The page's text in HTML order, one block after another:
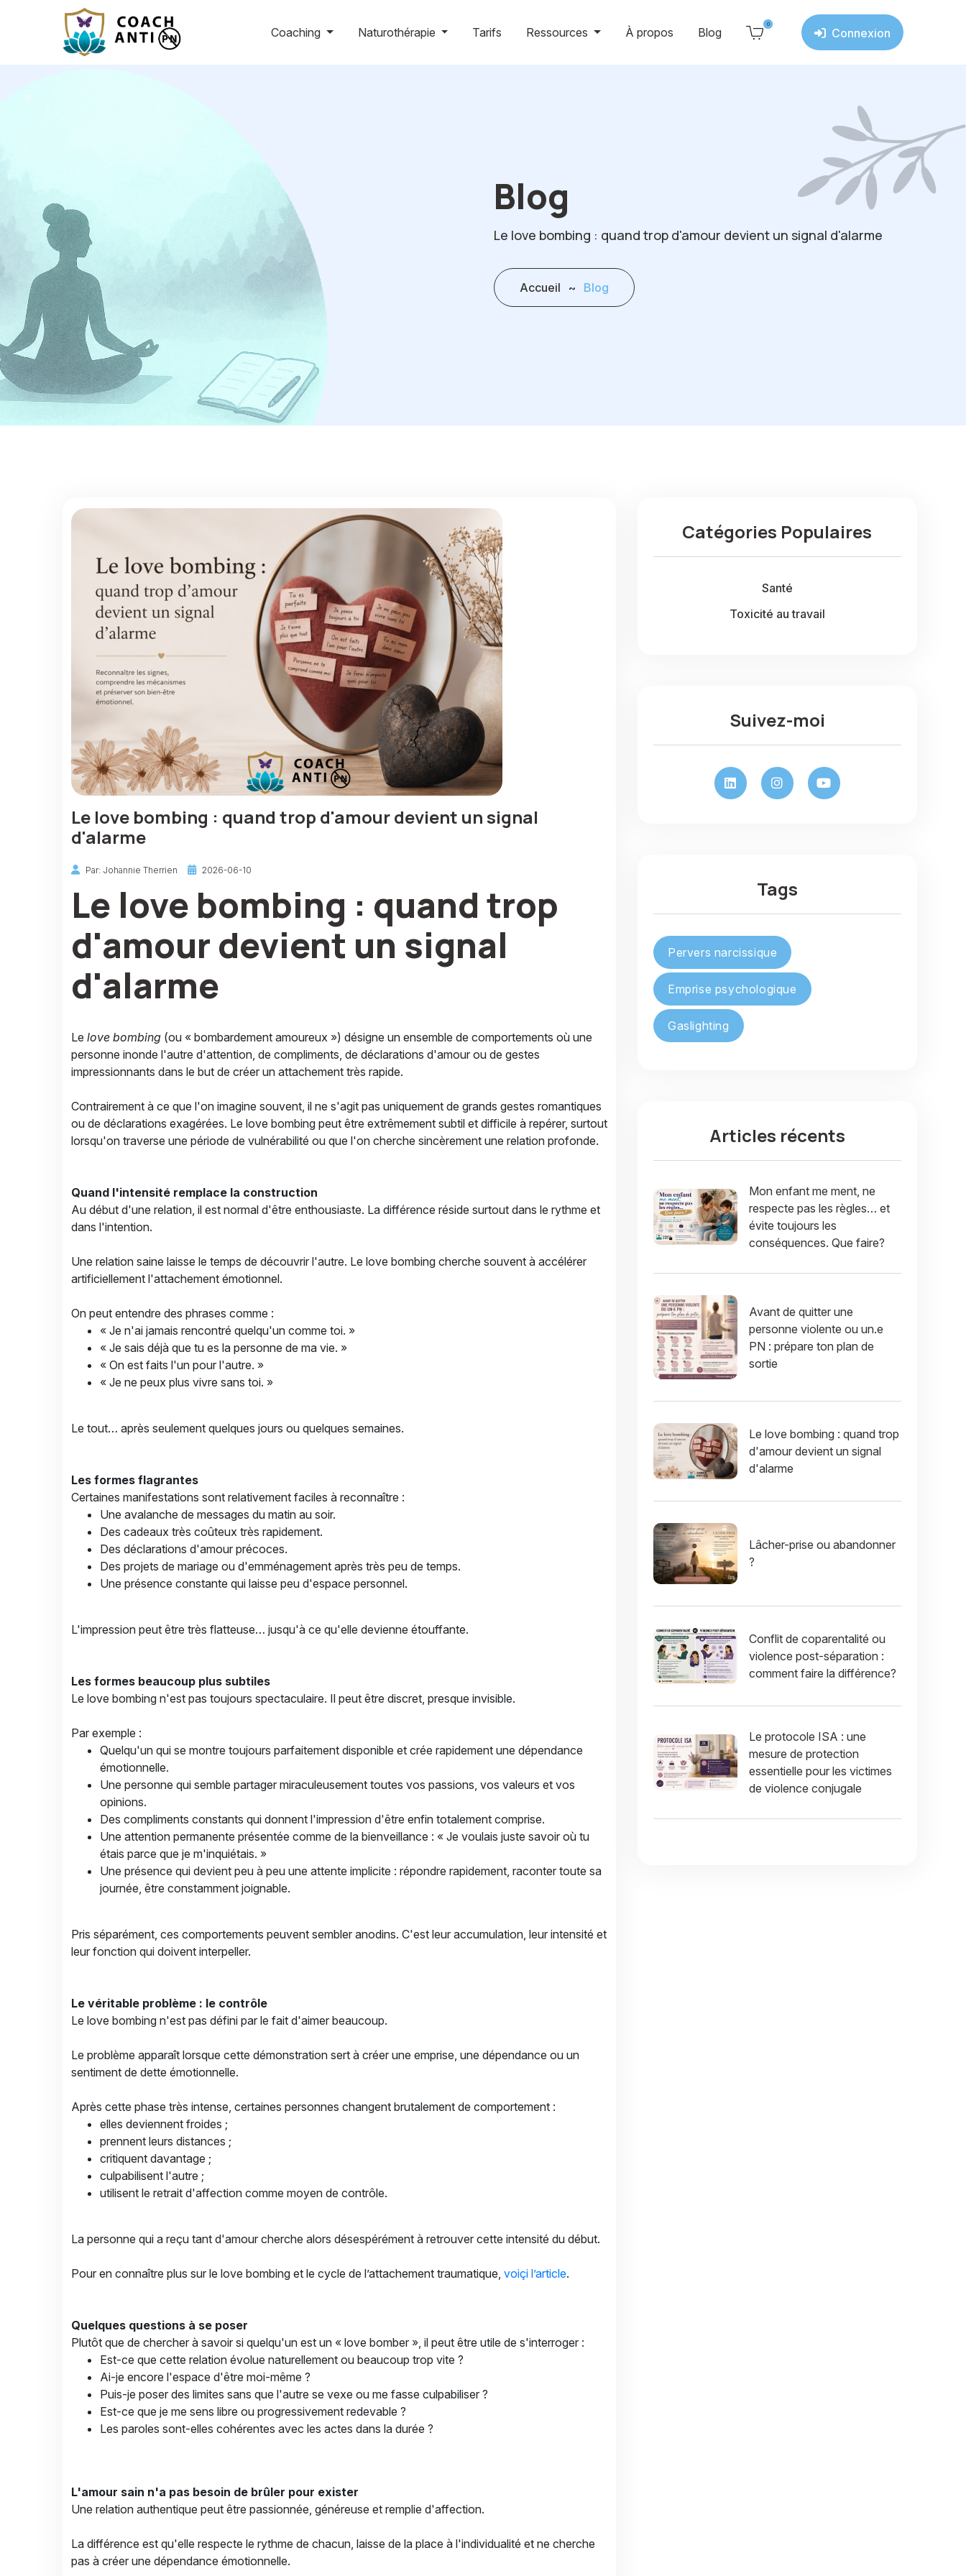
Coaching Naturothérapie Tarifs Ressources À propos Blog
0
Connexion
Blog
Le love bombing : quand trop d'amour devient un signal d'alarme
Accueil ~ Blog
Le love bombing : quand trop d'amour devient un signal
d'alarme
Par: Johannie Therrien 2026-06-10
Le love bombing : quand trop
d'amour devient un signal
d'alarme
Le love bombing (ou « bombardement amoureux ») désigne un ensemble de comportements où une
personne inonde l'autre d'attention, de compliments, de déclarations d'amour ou de gestes
impressionnants dans le but de créer un attachement très rapide.
Contrairement à ce que l'on imagine souvent, il ne s'agit pas uniquement de grands gestes romantiques
ou de déclarations exagérées. Le love bombing peut être extrêmement subtil et difficile à repérer, surtout
lorsqu'on traverse une période de vulnérabilité ou que l'on cherche sincèrement une relation profonde.
Quand l'intensité remplace la construction
Au début d'une relation, il est normal d'être enthousiaste. La différence réside surtout dans le rythme et
dans l'intention.
Une relation saine laisse le temps de découvrir l'autre. Le love bombing cherche souvent à accélérer
artificiellement l'attachement émotionnel.
On peut entendre des phrases comme :
« Je n'ai jamais rencontré quelqu'un comme toi. »
« Je sais déjà que tu es la personne de ma vie. »
« On est faits l'un pour l'autre. »
« Je ne peux plus vivre sans toi. »
Le tout… après seulement quelques jours ou quelques semaines.
Les formes flagrantes
Certaines manifestations sont relativement faciles à reconnaître :
Une avalanche de messages du matin au soir.
Des cadeaux très coûteux très rapidement.
Des déclarations d'amour précoces.
Des projets de mariage ou d'emménagement après très peu de temps.
Une présence constante qui laisse peu d'espace personnel.
L'impression peut être très flatteuse… jusqu'à ce qu'elle devienne étouffante.
Les formes beaucoup plus subtiles
Le love bombing n'est pas toujours spectaculaire. Il peut être discret, presque invisible.
Par exemple :
Quelqu'un qui se montre toujours parfaitement disponible et crée rapidement une dépendance
émotionnelle.
Une personne qui semble partager miraculeusement toutes vos passions, vos valeurs et vos
opinions.
Des compliments constants qui donnent l'impression d'être enfin totalement comprise.
Une attention permanente présentée comme de la bienveillance : « Je voulais juste savoir où tu
étais parce que je m'inquiétais. »
Une présence qui devient peu à peu une attente implicite : répondre rapidement, raconter toute sa
journée, être constamment joignable.
Pris séparément, ces comportements peuvent sembler anodins. C'est leur accumulation, leur intensité et
leur fonction qui doivent interpeller.
Le véritable problème : le contrôle
Le love bombing n'est pas défini par le fait d'aimer beaucoup.
Le problème apparaît lorsque cette démonstration sert à créer une emprise, une dépendance ou un
sentiment de dette émotionnelle.
Après cette phase très intense, certaines personnes changent brutalement de comportement :
elles deviennent froides ;
prennent leurs distances ;
critiquent davantage ;
culpabilisent l'autre ;
utilisent le retrait d'affection comme moyen de contrôle.
La personne qui a reçu tant d'amour cherche alors désespérément à retrouver cette intensité du début.
Pour en connaître plus sur le love bombing et le cycle de l’attachement traumatique, voiçi l’article.
Quelques questions à se poser
Plutôt que de chercher à savoir si quelqu'un est un « love bomber », il peut être utile de s'interroger :
Est-ce que cette relation évolue naturellement ou beaucoup trop vite ?
Ai-je encore l'espace d'être moi-même ?
Puis-je poser des limites sans que l'autre se vexe ou me fasse culpabiliser ?
Est-ce que je me sens libre ou progressivement redevable ?
Les paroles sont-elles cohérentes avec les actes dans la durée ?
L'amour sain n'a pas besoin de brûler pour exister
Une relation authentique peut être passionnée, généreuse et remplie d'affection.
La différence est qu'elle respecte le rythme de chacun, laisse de la place à l'individualité et ne cherche
pas à créer une dépendance émotionnelle.
Catégories Populaires
Santé
Toxicité au travail
Suivez-moi
Tags
Pervers narcissique
Emprise psychologique
Gaslighting
Articles récents
Mon enfant me ment, ne
respecte pas les règles… et
évite toujours les
conséquences. Que faire?
Avant de quitter une
personne violente ou un.e
PN : prépare ton plan de
sortie
Le love bombing : quand trop
d'amour devient un signal
d'alarme
Lâcher-prise ou abandonner
?
Conflit de coparentalité ou
violence post-séparation :
comment faire la différence?
Le protocole ISA : une
mesure de protection
essentielle pour les victimes
de violence conjugale